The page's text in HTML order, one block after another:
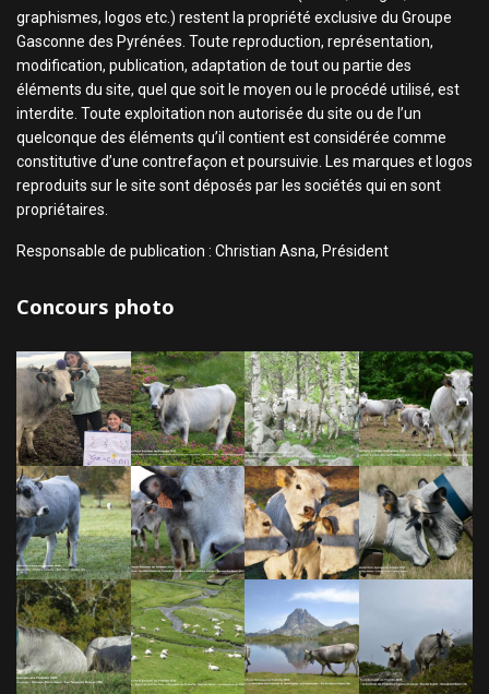
graphismes, logos etc.) restent la propriété exclusive du Groupe
Gasconne des Pyrénées. Toute reproduction, représentation,
modification, publication, adaptation de tout ou partie des
éléments du site, quel que soit le moyen ou le procédé utilisé, est
interdite. Toute exploitation non autorisée du site ou de l’un
quelconque des éléments qu’il contient est considérée comme
constitutive d’une contrefaçon et poursuivie. Les marques et logos
reproduits sur le site sont déposés par les sociétés qui en sont
propriétaires.
Responsable de publication : Christian Asna, Président
Concours photo